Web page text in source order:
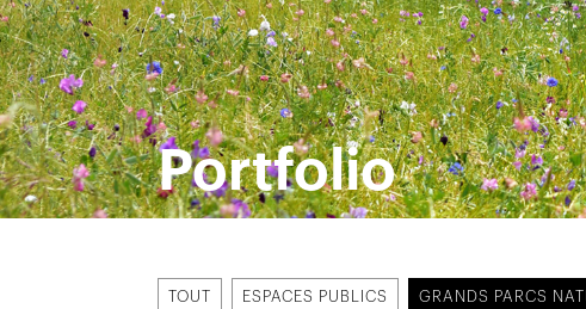
Portfolio
TOUT ESPACES PUBLICS GRANDS PARCS